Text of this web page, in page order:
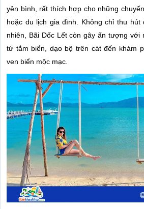
yên bình, rất thích hợp cho những
hoặc du lịch gia đình. Không chỉ thu
nhiên, Bãi Dốc Lết còn gây ấn tượng với
từ tắm biển, dạo bộ trên cát đến khám
ven biển mộc mạc.